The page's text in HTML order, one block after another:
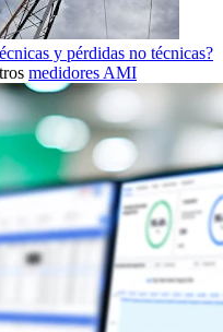
y pérdidas no técnicas?
medidores AMI